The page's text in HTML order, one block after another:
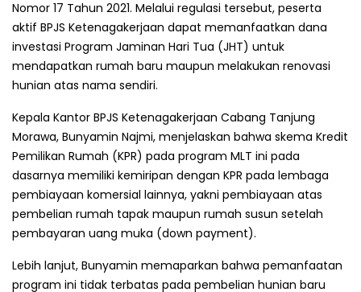
Nomor 17 Tahun 2021. Melalui regulasi tersebut, peserta
aktif BPJS Ketenagakerjaan dapat memanfaatkan dana
investasi Program Jaminan Hari Tua (JHT) untuk
mendapatkan rumah baru maupun melakukan renovasi
hunian atas nama sendiri.
Kepala Kantor BPJS Ketenagakerjaan Cabang Tanjung
Morawa, Bunyamin Najmi, menjelaskan bahwa skema Kredit
Pemilikan Rumah (KPR) pada program MLT ini pada
dasarnya memiliki kemiripan dengan KPR pada lembaga
pembiayaan komersial lainnya, yakni pembiayaan atas
pembelian rumah tapak maupun rumah susun setelah
pembayaran uang muka (down payment).
Lebih lanjut, Bunyamin memaparkan bahwa pemanfaatan
program ini tidak terbatas pada pembelian hunian baru